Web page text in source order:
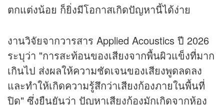
ตกแต่งน้อย ก็ยิ่งมีโอกาสเกิดปัญหานี้ได้ง่าย
งานวิจัยจากวารสาร Applied Acoustics ปี 2026
ระบุว่า "การสะท้อนของเสียงจากพื้นผิวแข็งที่มาก
เกินไป ส่งผลให้ความชัดเจนของเสียงพูดลดลง
และทำให้เกิดความรู้สึกว่าเสียงก้องภายในพื้นที่
ปิด" ซึ่งยืนยันว่า ปัญหาเสียงก้องมักเกิดจากห้อง